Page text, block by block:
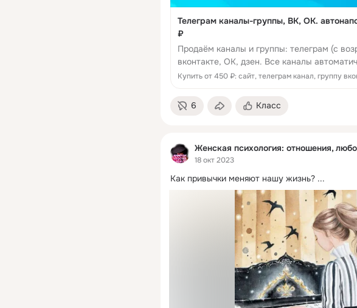
Телеграм каналы-группы, ВК, ОК.
₽
Продаём каналы и группы: телеграм (с
вконтакте, ОК, дзен. Все каналы
статьями из сайтов источников.
Купить от 450 ₽: сайт, телеграм канал, группу
6 Класс
Женская психология: отношения,
18 окт 2023
Как привычки меняют нашу жизнь? ...